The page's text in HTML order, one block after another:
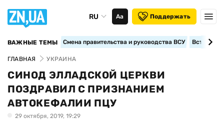
RU Аа Поддержать
ВАЖНЫЕ ТЕМЫ Смена правительства и руководства ВСУ
ГЛАВНАЯ УКРАИНА
СИНОД ЭЛЛАДСКОЙ ЦЕРКВИ
ПОЗДРАВИЛ С ПРИЗНАНИЕМ
АВТОКЕФАЛИИ ПЦУ
29 октября, 2019, 19:29